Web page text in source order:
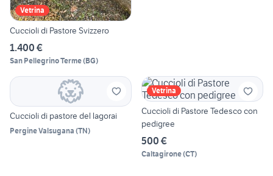
Vetrina
Cuccioli di Pastore Svizzero
1.400 €
San Pellegrino Terme(BG)
Cuccioli di pastore del lagorai
Pergine Valsugana (TN)
Vetrina
Cuccioli di Pastore Tedesco con
pedigree
500 €
Caltagirone(CT)